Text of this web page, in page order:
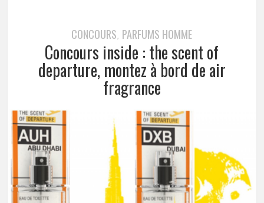
CONCOURS, PARFUMS HOMME
Concours inside : the scent of
departure, montez à bord de air
fragrance